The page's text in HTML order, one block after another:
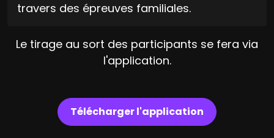
travers des épreuves familiales.
Le tirage au sort des participants se fera via
l'application.
Télécharger l'application